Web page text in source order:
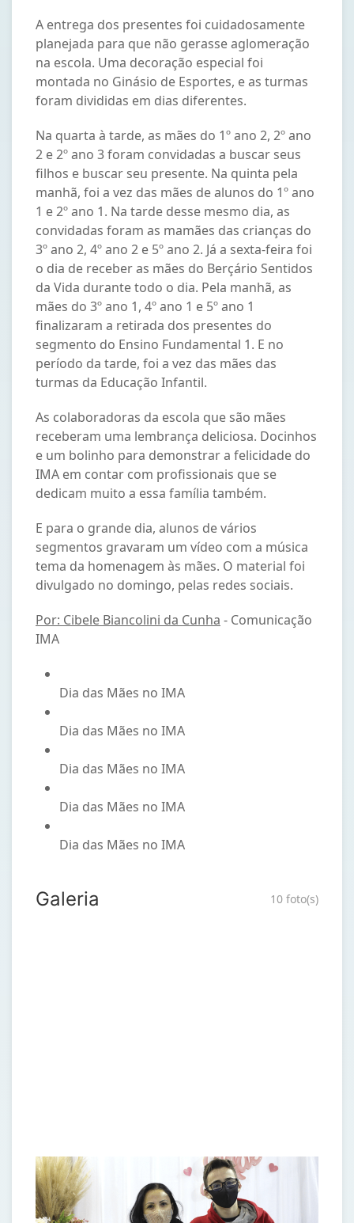
A entrega dos presentes foi cuidadosamente
planejada para que não gerasse aglomeração
na escola. Uma decoração especial foi
montada no Ginásio de Esportes, e as turmas
foram divididas em dias diferentes.
Na quarta à tarde, as mães do 1º ano 2, 2º ano
2 e 2º ano 3 foram convidadas a buscar seus
filhos e buscar seu presente. Na quinta pela
manhã, foi a vez das mães de alunos do 1º ano
1 e 2º ano 1. Na tarde desse mesmo dia, as
convidadas foram as mamães das crianças do
3º ano 2, 4º ano 2 e 5º ano 2. Já a sexta-feira foi
o dia de receber as mães do Berçário Sentidos
da Vida durante todo o dia. Pela manhã, as
mães do 3º ano 1, 4º ano 1 e 5º ano 1
finalizaram a retirada dos presentes do
segmento do Ensino Fundamental 1. E no
período da tarde, foi a vez das mães das
turmas da Educação Infantil.
As colaboradoras da escola que são mães
receberam uma lembrança deliciosa. Docinhos
e um bolinho para demonstrar a felicidade do
IMA em contar com profissionais que se
dedicam muito a essa família também.
E para o grande dia, alunos de vários
segmentos gravaram um vídeo com a música
tema da homenagem às mães. O material foi
divulgado no domingo, pelas redes sociais.
Por: Cibele Biancolini da Cunha - Comunicação
IMA
Dia das Mães no IMA
Dia das Mães no IMA
Dia das Mães no IMA
Dia das Mães no IMA
Dia das Mães no IMA
Galeria 10 foto(s)